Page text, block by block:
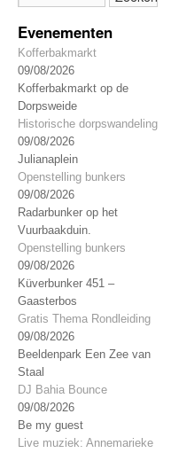
Evenementen
Kofferbakmarkt
09/08/2026
Kofferbakmarkt op de
Dorpsweide
Historische dorpswandeling
09/08/2026
Julianaplein
Openstelling bunkers
09/08/2026
Radarbunker op het
Vuurbaakduin.
Openstelling bunkers
09/08/2026
Küverbunker 451 –
Gaasterbos
Gratis Thema Rondleiding
09/08/2026
Beeldenpark Een Zee van
Staal
DJ Bahia Bounce
09/08/2026
Be my guest
Live muziek: Annemarieke